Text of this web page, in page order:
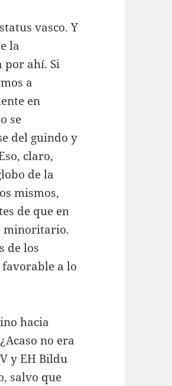
vasco. Y
la
por ahí. Si
a
en
se
del guindo y
claro,
de la
mismos,
de que en
minoritario.
de los
a lo
hacia
no era
y EH Bildu
salvo que